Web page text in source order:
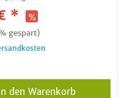
*
gespart)
den Warenkorb